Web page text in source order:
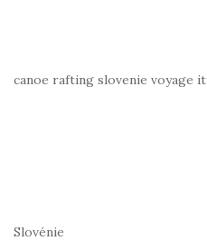
canoe rafting slovenie voyage
Slovénie